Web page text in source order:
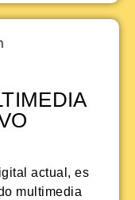
actual, es
multimedia